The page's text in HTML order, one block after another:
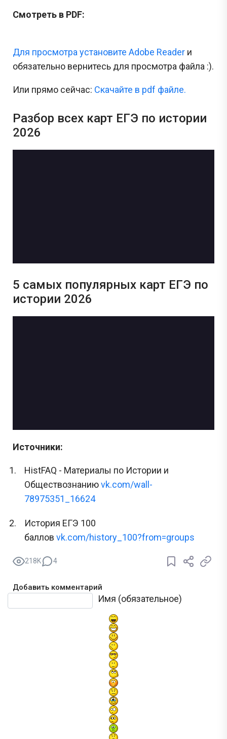
Смотреть в PDF:
Для просмотра установите Adobe Reader и
обязательно вернитесь для просмотра файла :).
Или прямо сейчас: Скачайте в pdf файле.
Разбор всех карт ЕГЭ по истории
2026
5 самых популярных карт ЕГЭ по
истории 2026
Источники:
HistFAQ - Материалы по Истории и
Обществознаниюvk.com/wall-
78975351_16624
История ЕГЭ 100
балловvk.com/history_100?from=groups
218K 4
Добавить комментарий
Имя (обязательное)
Текст комментария